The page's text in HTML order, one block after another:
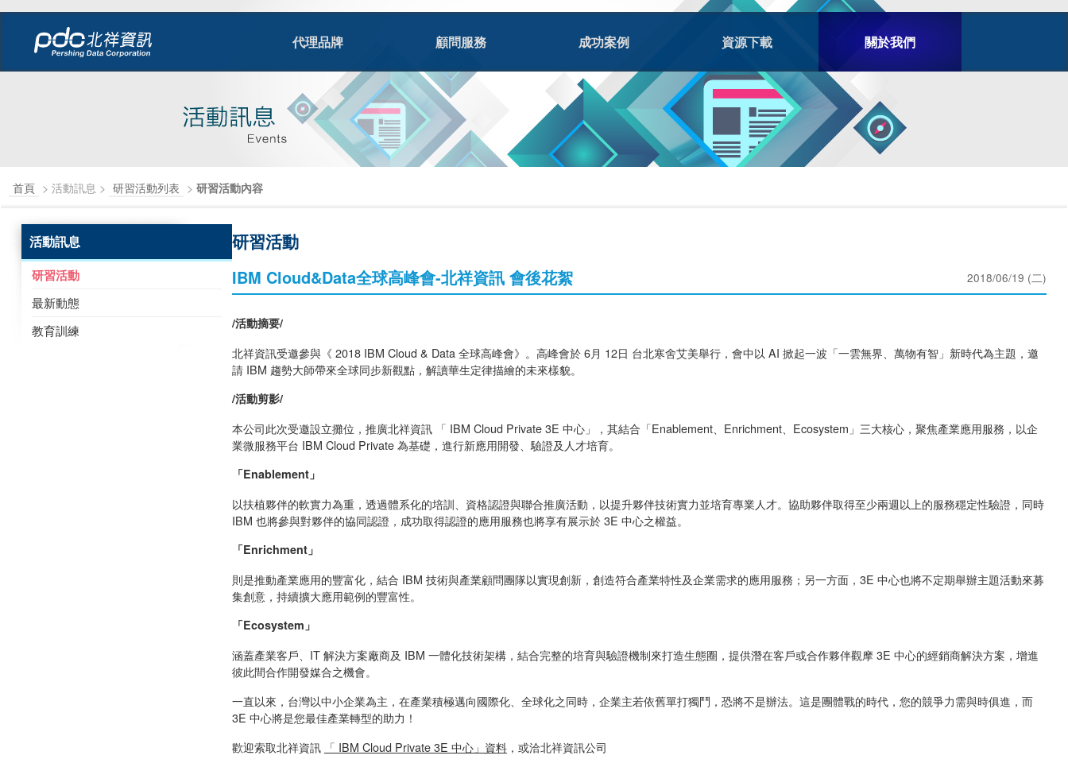
代理品牌 顧問服務 成功案例 資源下載 關於我們
首頁 > 活動訊息 > 研習活動列表 >研習活動內容
活動訊息
研習活動
最新動態
教育訓練
研習活動
IBM Cloud&Data全球高峰會-北祥資訊 會後花絮 2018/06/19 (二)
/活動摘要/
北祥資訊受邀參與《 2018 IBM Cloud & Data 全球高峰會》。高峰會於 6月 12日 台北寒舍艾美舉行，會中以 AI 掀起一波「一雲無界、萬物有智」新時代為主題，邀
請 IBM 趨勢大師帶來全球同步新觀點，解讀華生定律描繪的未來樣貌。
/活動剪影/
本公司此次受邀設立攤位，推廣北祥資訊 「 IBM Cloud Private 3E 中心」，其結合「Enablement、Enrichment、Ecosystem」三大核心，聚焦產業應用服務，以企
業微服務平台 IBM Cloud Private 為基礎，進行新應用開發、驗證及人才培育。
「Enablement」
以扶植夥伴的軟實力為重，透過體系化的培訓、資格認證與聯合推廣活動，以提升夥伴技術實力並培育專業人才。協助夥伴取得至少兩週以上的服務穩定性驗證，同時
IBM 也將參與對夥伴的協同認證，成功取得認證的應用服務也將享有展示於 3E 中心之權益。
「Enrichment」
則是推動產業應用的豐富化，結合 IBM 技術與產業顧問團隊以實現創新，創造符合產業特性及企業需求的應用服務；另一方面，3E 中心也將不定期舉辦主題活動來募
集創意，持續擴大應用範例的豐富性。
「Ecosystem 」
涵蓋產業客戶、IT 解決方案廠商及 IBM 一體化技術架構，結合完整的培育與驗證機制來打造生態圈，提供潛在客戶或合作夥伴觀摩 3E 中心的經銷商解決方案，增進
彼此間合作開發媒合之機會。
一直以來，台灣以中小企業為主，在產業積極邁向國際化、全球化之同時，企業主若依舊單打獨鬥，恐將不是辦法。這是團體戰的時代，您的競爭力需與時俱進，而
3E 中心將是您最佳產業轉型的助力！
歡迎索取北祥資訊 「 IBM Cloud Private 3E 中心」資料，或洽北祥資訊公司